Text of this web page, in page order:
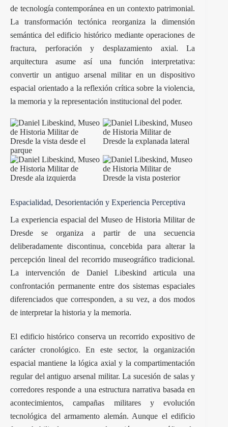
de tecnología contemporánea en un contexto patrimonial.
La transformación tectónica reorganiza la dimensión
semántica del edificio histórico mediante operaciones de
fractura, perforación y desplazamiento axial. La
arquitectura asume así una función interpretativa:
convertir un antiguo arsenal militar en un dispositivo
espacial orientado a la reflexión crítica sobre la violencia,
la memoria y la representación institucional del poder.
Espacialidad, Desorientación y Experiencia Perceptiva
La experiencia espacial del Museo de Historia Militar de
Dresde se organiza a partir de una secuencia
deliberadamente discontinua, concebida para alterar la
percepción lineal del recorrido museográfico tradicional.
La intervención de Daniel Libeskind articula una
confrontación permanente entre dos sistemas espaciales
diferenciados que corresponden, a su vez, a dos modos
de interpretar la historia y la memoria.
El edificio histórico conserva un recorrido expositivo de
carácter cronológico. En este sector, la organización
espacial mantiene la lógica axial y la compartimentación
regular del antiguo arsenal militar. La sucesión de salas y
corredores responde a una estructura narrativa basada en
acontecimientos, campañas militares y evolución
tecnológica del armamento alemán. Aunque el edificio